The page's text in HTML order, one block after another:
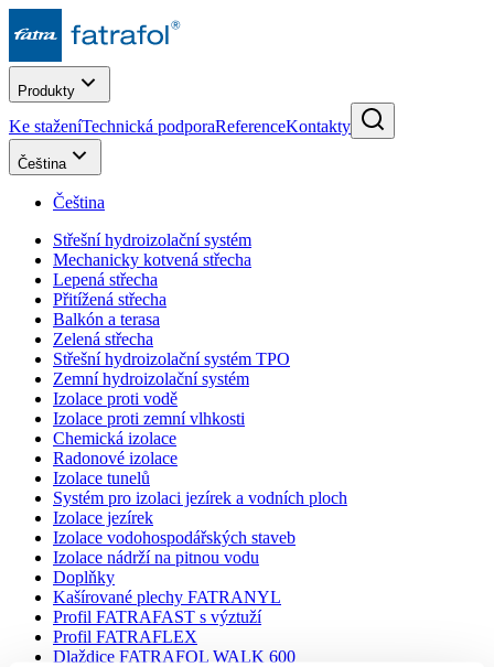
Produkty
Ke staženíTechnická podporaReferenceKontakty
Čeština
Čeština
Střešní hydroizolační systém
Mechanicky kotvená střecha
Lepená střecha
Přitížená střecha
Balkón a terasa
Zelená střecha
Střešní hydroizolační systém TPO
Zemní hydroizolační systém
Izolace proti vodě
Izolace proti zemní vlhkosti
Chemická izolace
Radonové izolace
Izolace tunelů
Systém pro izolaci jezírek a vodních ploch
Izolace jezírek
Izolace vodohospodářských staveb
Izolace nádrží na pitnou vodu
Doplňky
Kašírované plechy FATRANYL
Profil FATRAFAST s výztuží
Profil FATRAFLEX
Dlaždice FATRAFOL WALK 600